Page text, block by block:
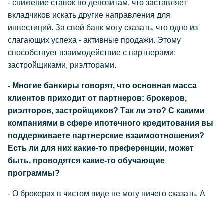
- снижение ставок по депозитам, что заставляет
вкладчиков искать другие направления для
инвестиций. За свой банк могу сказать, что одно из
слагающих успеха - активные продажи. Этому
способствует взаимодействие с партнерами:
застройщиками, риэлторами.
- Многие банкиры говорят, что основная масса
клиентов приходит от партнеров: брокеров,
риэлторов, застройщиков? Так ли это? C какими
компаниями в сфере ипотечного кредитования вы
поддерживаете партнерские взаимоотношения?
Есть ли для них какие-то преференции, может
быть, проводятся какие-то обучающие
программы?
- О брокерах в чистом виде не могу ничего сказать. А